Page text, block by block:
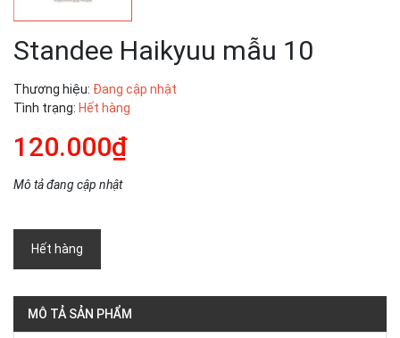
Standee Haikyuu mẫu 10
Thương hiệu: Đang cập nhật
Tình trạng: Hết hàng
120.000₫
Mô tả đang cập nhật
Hết hàng
MÔ TẢ SẢN PHẨM